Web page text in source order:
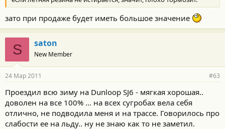
зато при продаже будет иметь большое значение
S saton
New Member
24 Мар 2011 #63
Проездил всю зиму на Dunloop SJ6 - мягкая хорошая..
доволен на все 100% ... на всех сугробах вела себя
отлично, не подводила меня и на трассе. Говорилось про
слабости ее на льду.. ну не знаю как то не заметил.